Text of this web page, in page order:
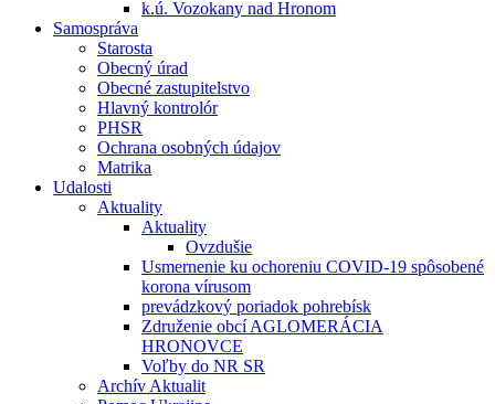
k.ú. Vozokany nad Hronom
Samospráva
Starosta
Obecný úrad
Obecné zastupitelstvo
Hlavný kontrolór
PHSR
Ochrana osobných údajov
Matrika
Udalosti
Aktuality
Aktuality
Ovzdušie
Usmernenie ku ochoreniu COVID-19 spôsobené
korona vírusom
prevádzkový poriadok pohrebísk
Združenie obcí AGLOMERÁCIA
HRONOVCE
Voľby do NR SR
Archív Aktualit